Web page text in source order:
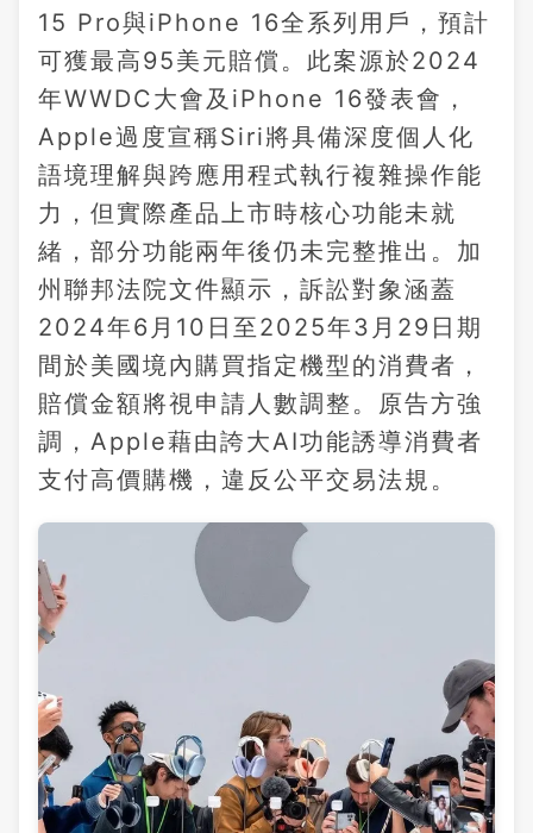
15 Pro與iPhone 16全系列用戶，預計
可獲最高95美元賠償。此案源於2024
年WWDC大會及iPhone 16發表會，
Apple過度宣稱Siri將具備深度個人化
語境理解與跨應用程式執行複雜操作能
力，但實際產品上市時核心功能未就
緒，部分功能兩年後仍未完整推出。加
州聯邦法院文件顯示，訴訟對象涵蓋
2024年6月10日至2025年3月29日期
間於美國境內購買指定機型的消費者，
賠償金額將視申請人數調整。原告方強
調，Apple藉由誇大AI功能誘導消費者
支付高價購機，違反公平交易法規。